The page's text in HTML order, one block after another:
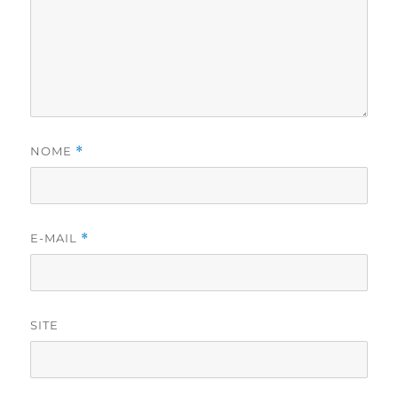
NOME *
E-MAIL *
SITE